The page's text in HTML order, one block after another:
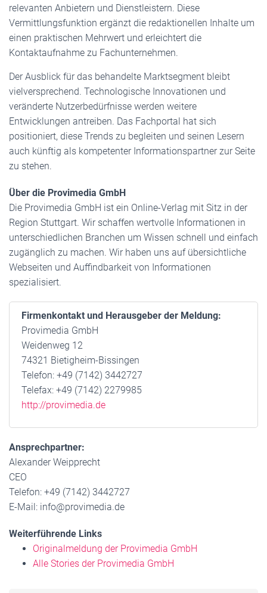
relevanten Anbietern und Dienstleistern. Diese
Vermittlungsfunktion ergänzt die redaktionellen Inhalte um
einen praktischen Mehrwert und erleichtert die
Kontaktaufnahme zu Fachunternehmen.
Der Ausblick für das behandelte Marktsegment bleibt
vielversprechend. Technologische Innovationen und
veränderte Nutzerbedürfnisse werden weitere
Entwicklungen antreiben. Das Fachportal hat sich
positioniert, diese Trends zu begleiten und seinen Lesern
auch künftig als kompetenter Informationspartner zur Seite
zu stehen.
Über die Provimedia GmbH
Die Provimedia GmbH ist ein Online-Verlag mit Sitz in der
Region Stuttgart. Wir schaffen wertvolle Informationen in
unterschiedlichen Branchen um Wissen schnell und einfach
zugänglich zu machen. Wir haben uns auf übersichtliche
Webseiten und Auffindbarkeit von Informationen
spezialisiert.
Firmenkontakt und Herausgeber der Meldung:
Provimedia GmbH
Weidenweg 12
74321 Bietigheim-Bissingen
Telefon: +49 (7142) 3442727
Telefax: +49 (7142) 2279985
http://provimedia.de
Ansprechpartner:
Alexander Weipprecht
CEO
Telefon: +49 (7142) 3442727
E-Mail: info@provimedia.de
Weiterführende Links
Originalmeldung der Provimedia GmbH
Alle Stories der Provimedia GmbH